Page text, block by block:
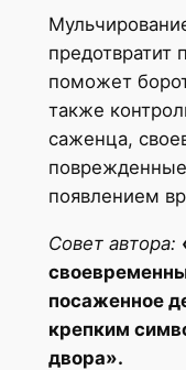
предотвратит
поможет
также
саженца,
поврежденные
появлением
Совет автора:
посаженное
крепким
двора».